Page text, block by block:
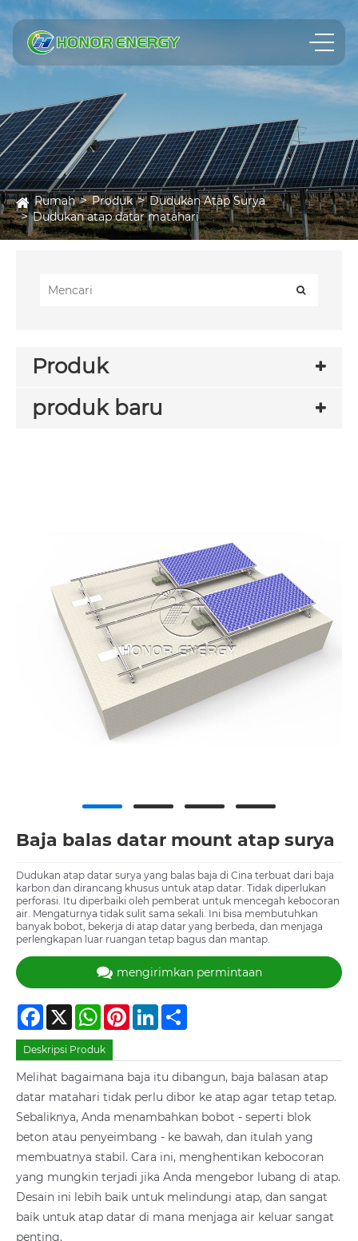
Rumah Produk
Dudukan Atap Surya
Dudukan atap datar matahari
Produk
produk baru
Baja balas datar mount atap surya
Dudukan atap datar surya yang balas baja di Cina terbuat dari baja
karbon dan dirancang khusus untuk atap datar. Tidak diperlukan
perforasi. Itu diperbaiki oleh pemberat untuk mencegah kebocoran
air. Mengaturnya tidak sulit sama sekali. Ini bisa membutuhkan
banyak bobot, bekerja di atap datar yang berbeda, dan menjaga
perlengkapan luar ruangan tetap bagus dan mantap.
mengirimkan permintaan
Facebook
X WhatsAppPinterestLinkedIn
Deskripsi Produk
Melihat bagaimana baja itu dibangun, baja balasan atap
datar matahari tidak perlu dibor ke atap agar tetap tetap.
Sebaliknya, Anda menambahkan bobot - seperti blok
beton atau penyeimbang - ke bawah, dan itulah yang
membuatnya stabil. Cara ini, menghentikan kebocoran
yang mungkin terjadi jika Anda mengebor lubang di atap.
Desain ini lebih baik untuk melindungi atap, dan sangat
baik untuk atap datar di mana menjaga air keluar sangat
penting.